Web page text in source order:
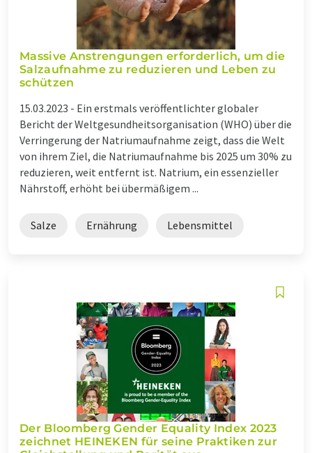
Massive Anstrengungen erforderlich, um die
Salzaufnahme zu reduzieren und Leben zu
schützen
15.03.2023 - Ein erstmals veröffentlichter globaler
Bericht der Weltgesundheitsorganisation (WHO) über die
Verringerung der Natriumaufnahme zeigt, dass die Welt
von ihrem Ziel, die Natriumaufnahme bis 2025 um 30% zu
reduzieren, weit entfernt ist. Natrium, ein essenzieller
Nährstoff, erhöht bei übermäßigem ...
Salze Ernährung Lebensmittel
Der Bloomberg Gender Equality Index 2023
zeichnet HEINEKEN für seine Praktiken zur